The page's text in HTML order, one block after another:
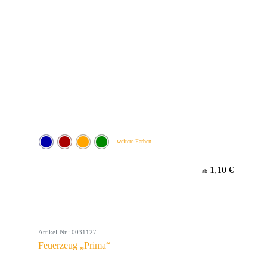
weitere Farben
ab 1,10 €
Artikel-Nr.: 0031127
Feuerzeug „Prima“